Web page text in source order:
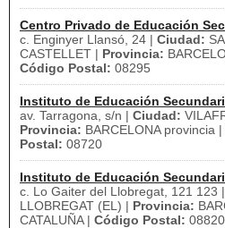
Centro Privado de Educación
c. Enginyer Llansó, 24 | Ciudad:
CASTELLET | Provincia:
Código Postal: 08295
Instituto de Educación
av. Tarragona, s/n | Ciudad:
Provincia: BARCELONA provincia |
Postal: 08720
Instituto de Educación
c. Lo Gaiter del Llobregat, 121 123 |
LLOBREGAT (EL) | Provincia:
CATALUÑA | Código Postal: 08820